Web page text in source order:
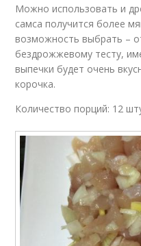
Можно использовать и
самса получится более
возможность выбрать –
бездрожжевому тесту,
выпечки будет очень
корочка.
Количество порций: 12